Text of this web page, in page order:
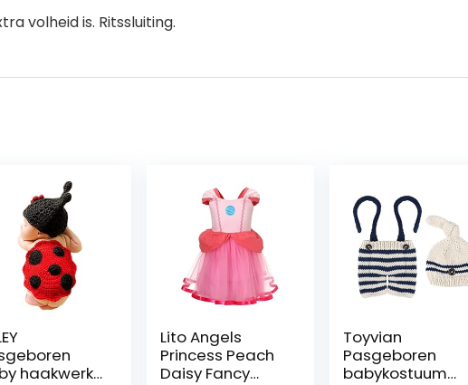
volheid is. Ritssluiting.
haakwerk
Lito Angels
Princess Peach
Daisy Fancy
Toyvian
Pasgeboren
babykostuum